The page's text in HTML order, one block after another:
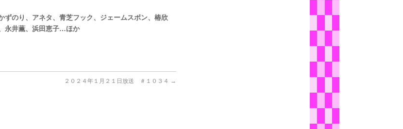
ずのり、アネタ、青芝フック、ジェームスボン、椿欣
永井薫、浜田恵子…ほか
２０２４年１月２１日放送 ＃１０３４ →